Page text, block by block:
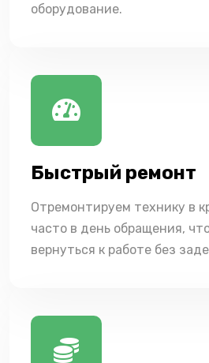
оборудование.
Быстрый ремонт
Отремонтируем технику в
часто в день обращения,
вернуться к работе без